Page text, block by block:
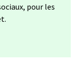
pour les